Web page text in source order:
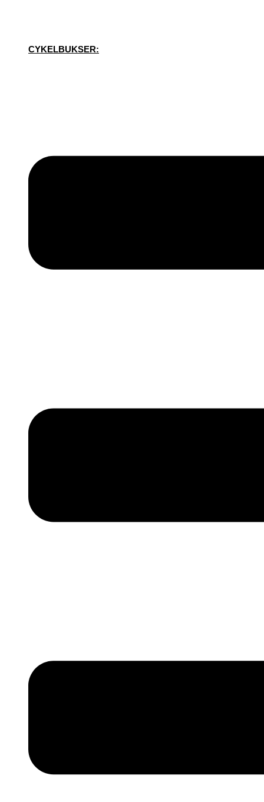
CYKELBUKSER: